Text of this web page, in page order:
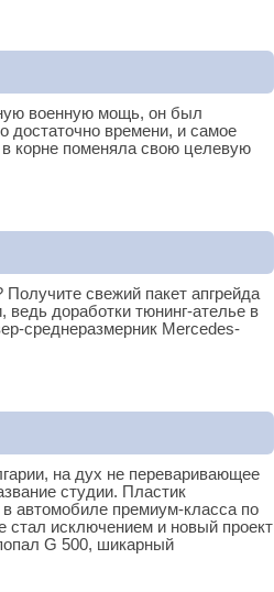
военную мощь, он был
достаточно времени, и самое
корне поменяла свою целевую
свежий пакет апгрейда
доработки тюнинг-ателье в
среднеразмерник Mercedes-
на дух не переваривающее
студии. Пластик
автомобиле премиум-класса по
исключением и новый проект
G 500, шикарный